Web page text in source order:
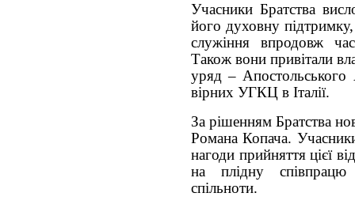
Учасники Братства
його духовну підтримку,
служіння впродовж
Також вони привітали
уряд – Апостольського
вірних УГКЦ в Італії.
За рішенням Братства
Романа Копача.
нагоди прийняття цієї
на плідну
спільноти.